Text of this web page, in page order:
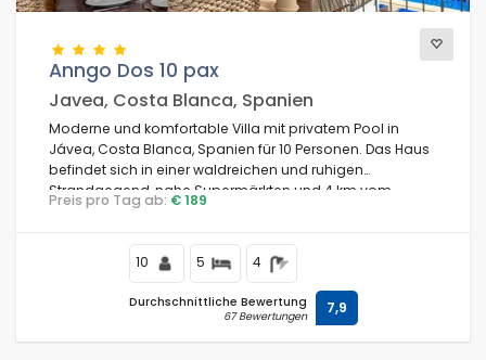
Anngo Dos 10 pax
Javea, Costa Blanca, Spanien
Moderne und komfortable Villa mit privatem Pool in
Jávea, Costa Blanca, Spanien für 10 Personen. Das Haus
befindet sich in einer waldreichen und ruhigen
Strandgegend, nahe Supermärkten und 4 km vom
Strand La Granadella, Jávea entfernt.
Preis pro Tag ab: € 189
10 5 4
Durchschnittliche Bewertung
67 Bewertungen 7,9